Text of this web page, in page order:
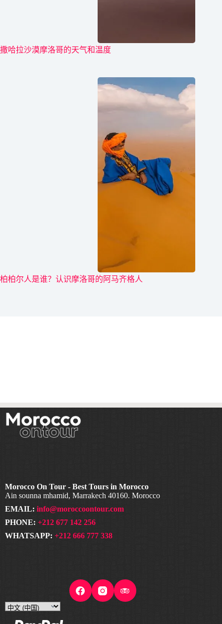
撒哈拉沙漠摩洛哥的天气和温度
柏柏尔人是谁？认识摩洛哥的阿马齐格人
Morocco On Tour - Best Tours in Morocco
Ain sounna mhamid, Marrakech 40160. Morocco
EMAIL: info@moroccoontour.com
PHONE: +212 677 142 256
WHATSAPP: +212 666 777 338
Choose
a
language